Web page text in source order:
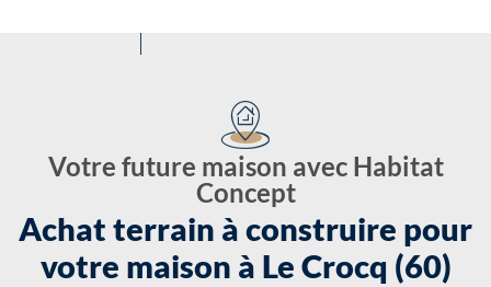
Votre future maison avec Habitat
Concept
Achat terrain à construire pour
votre maison à Le Crocq (60)